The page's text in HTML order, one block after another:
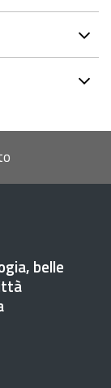
belle